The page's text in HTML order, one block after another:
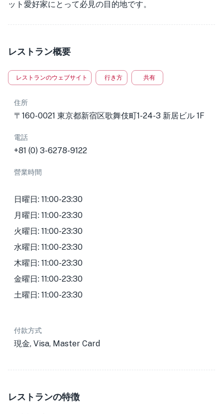
ット愛好家にとって必見の目的地です。
レストラン概要
レストランのウェブサイト 行き方 共有
住所
〒160-0021 東京都新宿区歌舞伎町1-24-3 新居ビル 1F
電話
+81 (0) 3-6278-9122
營業時間
日曜日: 11:00-23:30
月曜日: 11:00-23:30
火曜日: 11:00-23:30
水曜日: 11:00-23:30
木曜日: 11:00-23:30
金曜日: 11:00-23:30
土曜日: 11:00-23:30
付款方式
現金, Visa, Master Card
レストランの特徴